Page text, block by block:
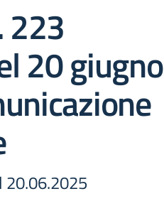
223
20 giugno
20.06.2025